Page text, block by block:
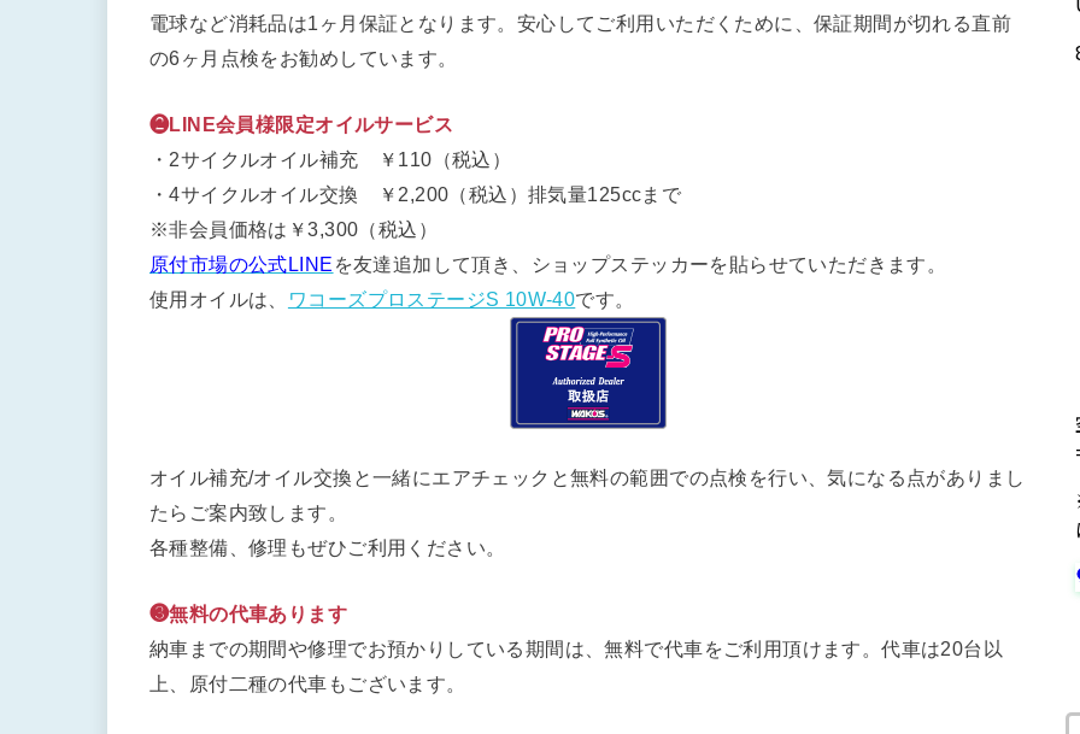
電球など消耗品は1ヶ月保証となります。安心してご利用いただくために、保証期間が切れる直前
の6ヶ月点検をお勧めしています。
❷LINE会員様限定オイルサービス
・2サイクルオイル補充 ￥110（税込）
・4サイクルオイル交換 ￥2,200（税込）排気量125ccまで
※非会員価格は￥3,300（税込）
原付市場の公式LINE を友達追加して頂き、ショップステッカーを貼らせていただきます。
使用オイルは、
ワコーズプロステージS 10W-40です。
オイル補充/オイル交換と一緒にエアチェックと無料の範囲での点検を行い、気になる点がありまし
たらご案内致します。
各種整備、修理もぜひご利用ください。
❸無料の代車あります
納車までの期間や修理でお預かりしている期間は、無料で代車をご利用頂けます。代車は20台以
上、原付二種の代車もございます。